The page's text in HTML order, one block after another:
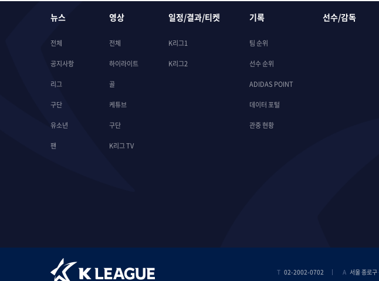
뉴스
전체
공지사항
리그
구단
유소년
팬
영상
전체
하이라이트
골
케튜브
구단
K리그 TV
일정/결과/티켓
K리그1
K리그2
기록
팀 순위
선수 순위
ADIDAS POINT
데이터 포털
관중 현황
선수/감독
T 02-2002-0702 A 서울 종로